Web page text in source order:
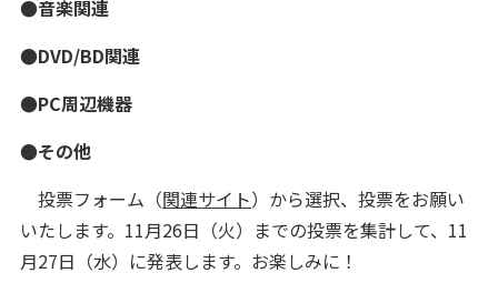
●音楽関連
●DVD/BD関連
●PC周辺機器
●その他
投票フォーム（関連サイト）から選択、投票をお願い
いたします。11月26日（火）までの投票を集計して、11
月27日（水）に発表します。お楽しみに！